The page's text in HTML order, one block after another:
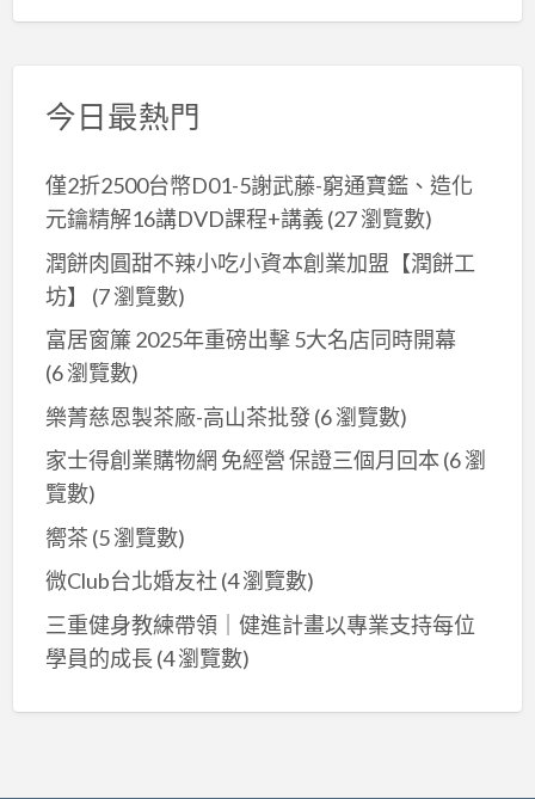
今日最熱門
僅2折2500台幣D01-5謝武藤-窮通寶鑑、造化
元鑰精解16講DVD課程+講義 (27 瀏覽數)
潤餅肉圓甜不辣小吃小資本創業加盟【潤餅工
坊】
(7 瀏覽數)
富居窗簾 2025年重磅出擊 5大名店同時開幕
(6 瀏覽數)
樂菁慈恩製茶廠-高山茶批發(6 瀏覽數)
家士得創業購物網 免經營 保證三個月回本(6 瀏
覽數)
嚮茶 (5 瀏覽數)
微Club台北婚友社 (4 瀏覽數)
三重健身教練帶領｜健進計畫以專業支持每位
學員的成長 (4 瀏覽數)